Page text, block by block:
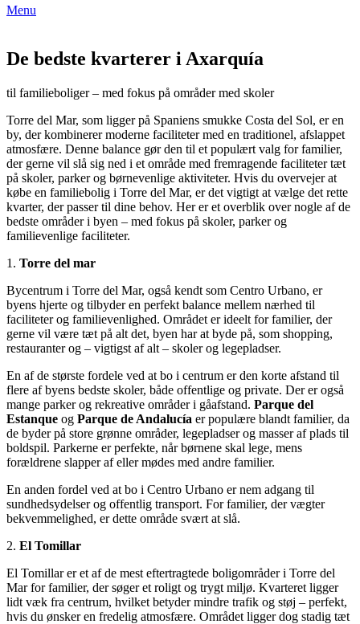
Menu
De bedste kvarterer i Axarquía
til familieboliger – med fokus på områder med skoler
Torre del Mar, som ligger på Spaniens smukke Costa del Sol, er en
by, der kombinerer moderne faciliteter med en traditionel, afslappet
atmosfære. Denne balance gør den til et populært valg for familier,
der gerne vil slå sig ned i et område med fremragende faciliteter tæt
på skoler, parker og børnevenlige aktiviteter. Hvis du overvejer at
købe en familiebolig i Torre del Mar, er det vigtigt at vælge det rette
kvarter, der passer til dine behov. Her er et overblik over nogle af de
bedste områder i byen – med fokus på skoler, parker og
familievenlige faciliteter.
1. Torre del mar
Bycentrum i Torre del Mar, også kendt som Centro Urbano, er
byens hjerte og tilbyder en perfekt balance mellem nærhed til
faciliteter og familievenlighed. Området er ideelt for familier, der
gerne vil være tæt på alt det, byen har at byde på, som shopping,
restauranter og – vigtigst af alt – skoler og legepladser.
En af de største fordele ved at bo i centrum er den korte afstand til
flere af byens bedste skoler, både offentlige og private. Der er også
mange parker og rekreative områder i gåafstand. Parque del
Estanque og Parque de Andalucía er populære blandt familier, da
de byder på store grønne områder, legepladser og masser af plads til
boldspil. Parkerne er perfekte, når børnene skal lege, mens
forældrene slapper af eller mødes med andre familier.
En anden fordel ved at bo i Centro Urbano er nem adgang til
sundhedsydelser og offentlig transport. For familier, der vægter
bekvemmelighed, er dette område svært at slå.
2. El Tomillar
El Tomillar er et af de mest eftertragtede boligområder i Torre del
Mar for familier, der søger et roligt og trygt miljø. Kvarteret ligger
lidt væk fra centrum, hvilket betyder mindre trafik og støj – perfekt,
hvis du ønsker en fredelig atmosfære. Området ligger dog stadig tæt